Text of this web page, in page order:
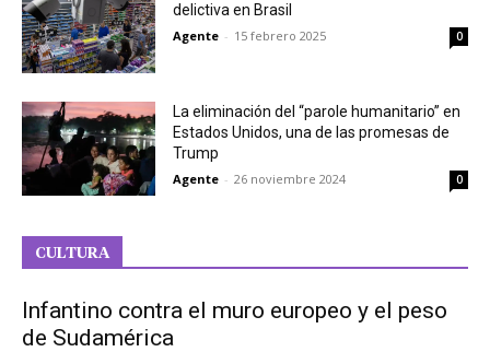
delictiva en Brasil
Agente - 15 febrero 2025 0
La eliminación del “parole humanitario” en
Estados Unidos, una de las promesas de
Trump
Agente - 26 noviembre 2024 0
CULTURA
Infantino contra el muro europeo y el peso
de Sudamérica